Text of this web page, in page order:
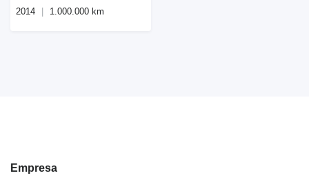
2014 1.000.000 km
Empresa